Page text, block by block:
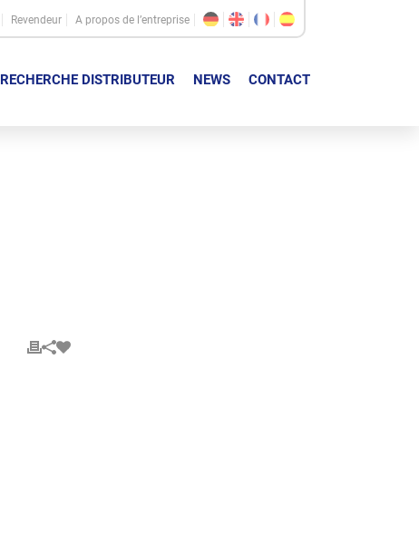
Revendeur A propos de l’entreprise
RECHERCHE DISTRIBUTEUR NEWS CONTACT